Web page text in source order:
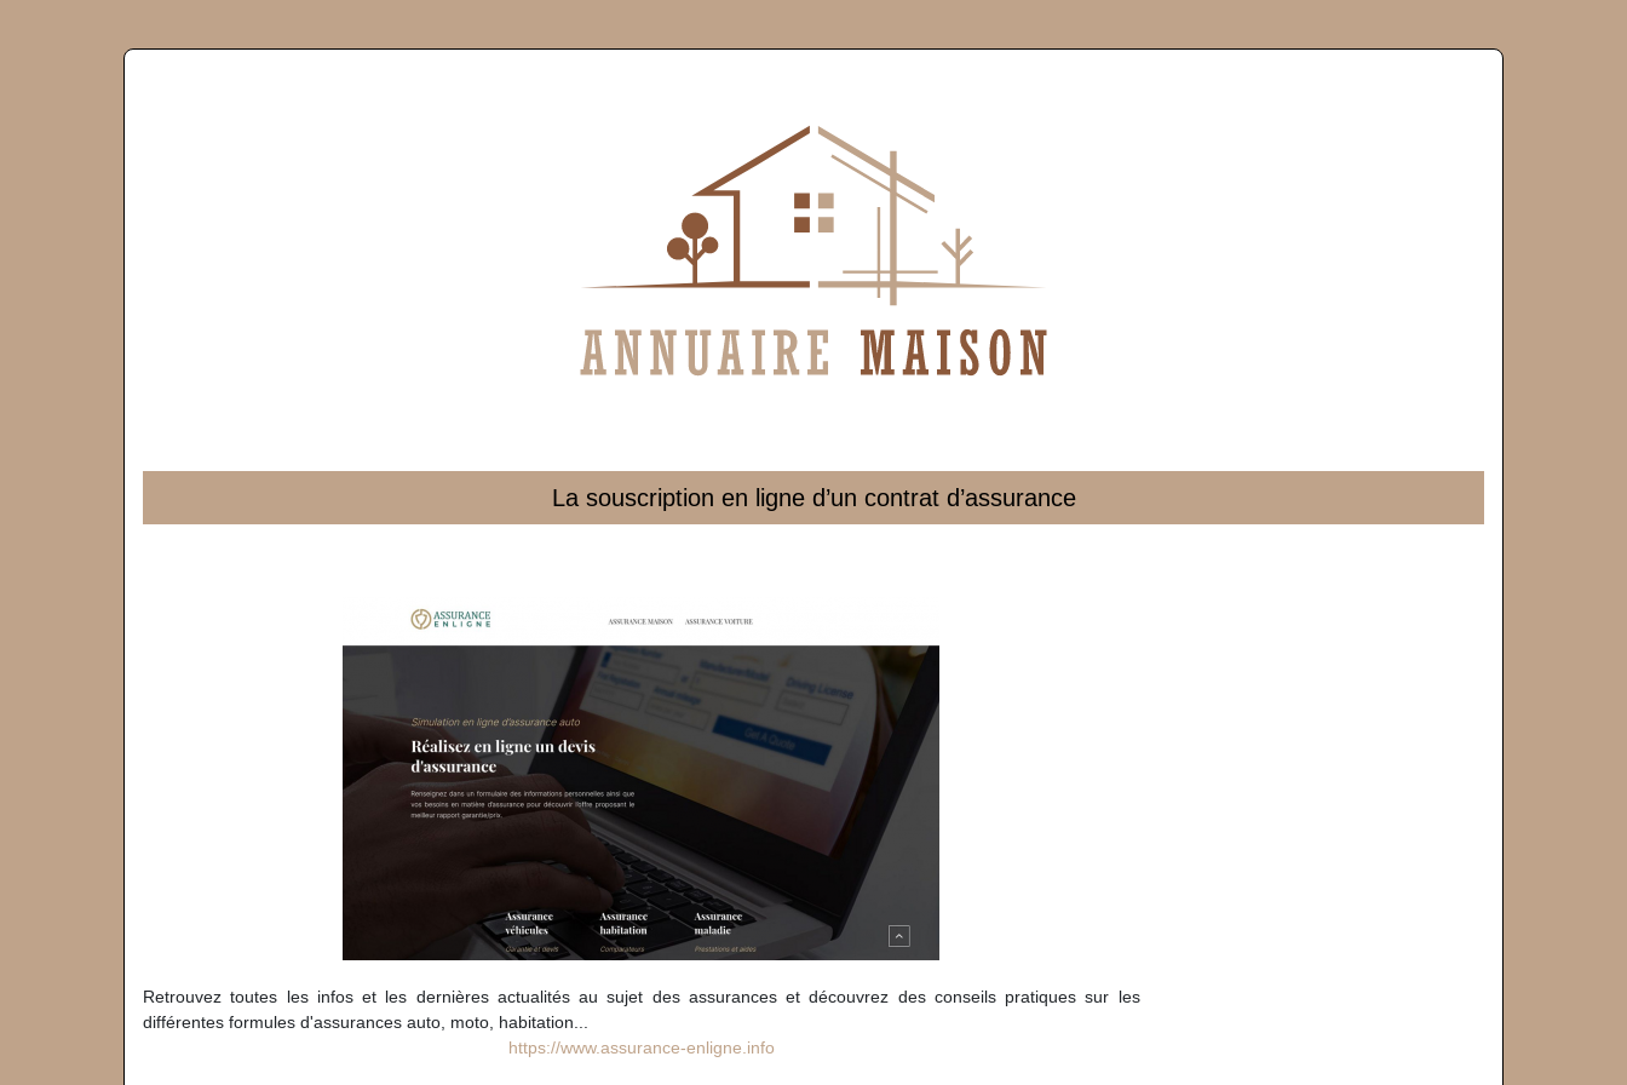
La souscription en ligne d’un contrat d’assurance
Retrouvez toutes les infos et les dernières actualités au sujet des assurances et découvrez des conseils pratiques sur les
différentes formules d'assurances auto, moto, habitation...
https://www.assurance-enligne.info